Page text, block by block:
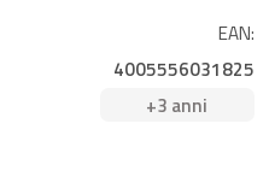
EAN:
4005556031825
+3 anni